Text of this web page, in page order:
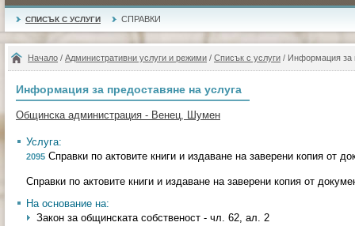
СПИСЪК С УСЛУГИ СПРАВКИ
Начало / Административни услуги и режими / Списък с услуги / Информация за
Информация за предоставяне на услуга
Общинска администрация - Венец, Шумен
Услуга:
2095 Справки по актовите книги и издаване на заверени копия от
Справки по актовите книги и издаване на заверени копия от
На основание на:
Закон за общинската собственост - чл. 62, ал. 2